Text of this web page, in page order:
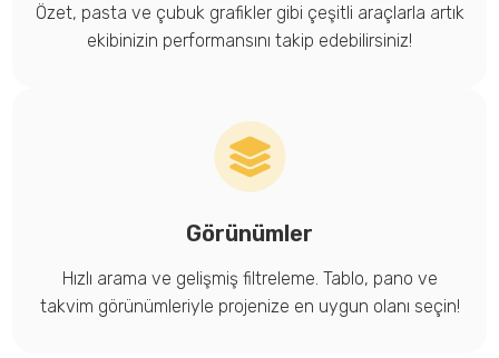
Özet, pasta ve çubuk grafikler gibi çeşitli araçlarla artık
ekibinizin performansını takip edebilirsiniz!
Görünümler
Hızlı arama ve gelişmiş filtreleme. Tablo, pano ve
takvim görünümleriyle projenize en uygun olanı seçin!